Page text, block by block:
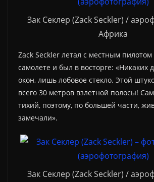
Зак Секлер (Zack Seckler) /
Африка
Zack Seckler летал с местным пилотом
самолете и был в восторге: «Никаких
окон, лишь лобовое стекло. Этой
всего 30 метров взлетной полосы!
тихий, поэтому, по большей части,
замечали».
Зак Секлер (Zack Seckler) /